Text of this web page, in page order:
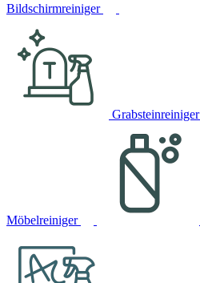
Bildschirmreiniger
Grabsteinreiniger
Möbelreiniger